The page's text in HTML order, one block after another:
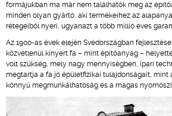
formájukban ma már nem találhatók meg az
minden olyan gyártó, aki termékeihez az
rétegeiből nyeri, ugyanazt a több millió éves
Az 1900-as évek elején Svédországban
közvetlenül kinyert fa – mint építőanyag –
volt szükség, mely nagy mennyiségben, ipari
megtartja a fa jó épületfizikai tulajdonságait, mint
könnyű megmunkálhatóság és a magas